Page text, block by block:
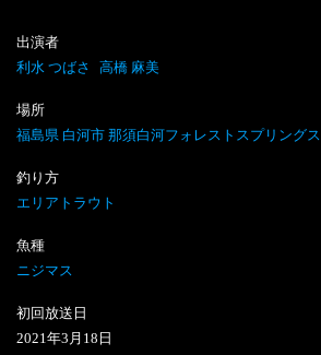
出演者
利水 つばさ
高橋 麻美
場所
福島県 白河市 那須白河フォレストスプリングス
釣り方
エリアトラウト
魚種
ニジマス
初回放送日
2021年3 月 18 日